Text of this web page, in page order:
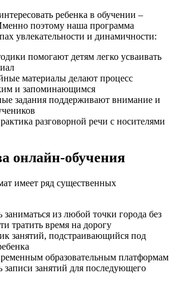
ребенка в обучении –
поэтому наша программа
увлекательности и динамичности:
помогают детям легко усваивать
материалы делают процесс
и запоминающимся
задания поддерживают внимание и
разговорной речи с носителями
онлайн-обучения
имеет ряд существенных
из любой точки города без
тратить время на дорогу
занятий, подстраивающийся под
образовательным платформам
записи занятий для последующего